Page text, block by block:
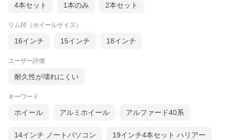
4本セット 1本のみ 2本セット
リム径（ホイールサイズ）
16インチ 15インチ 18インチ
ユーザー評価
耐久性が壊れにくい
キーワード
ホイール アルミホイール アルファード40系
14インチ ノートパソコン 19インチ4本セット ハリアー